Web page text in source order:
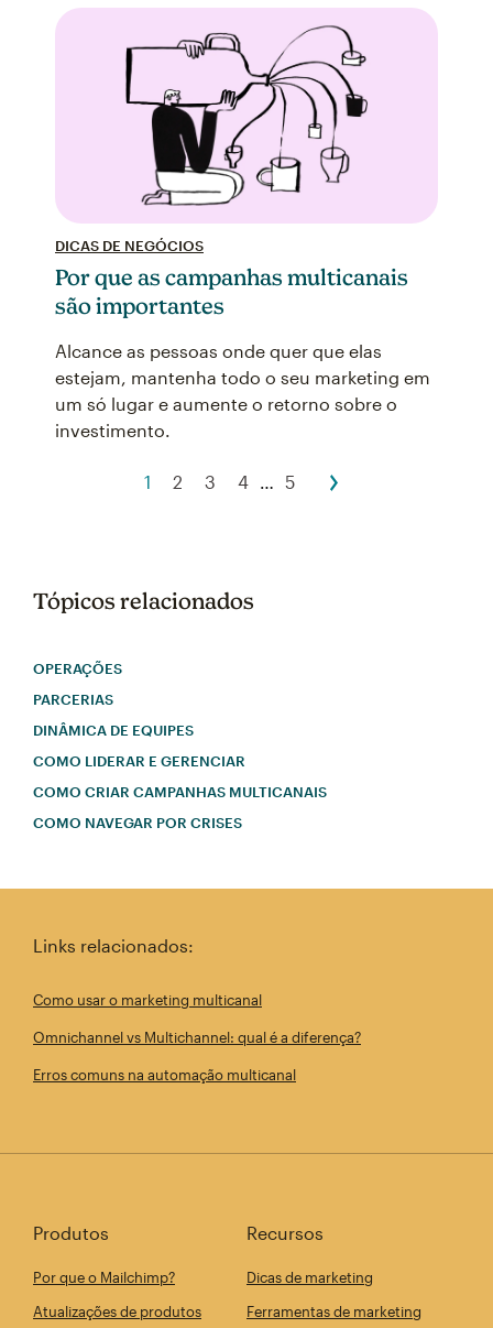
DICAS DE NEGÓCIOS
Por que as campanhas multicanais
são importantes
Alcance as pessoas onde quer que elas
estejam, mantenha todo o seu marketing em
um só lugar e aumente o retorno sobre o
investimento.
1 2 3 4 … 5
Tópicos relacionados
OPERAÇÕES
PARCERIAS
DINÂMICA DE EQUIPES
COMO LIDERAR E GERENCIAR
COMO CRIAR CAMPANHAS MULTICANAIS
COMO NAVEGAR POR CRISES
Links relacionados:
Como usar o marketing multicanal
Omnichannel vs Multichannel: qual é a diferença?
Erros comuns na automação multicanal
Produtos
Por que o Mailchimp?
Atualizações de produtos
Recursos
Dicas de marketing
Ferramentas de marketing